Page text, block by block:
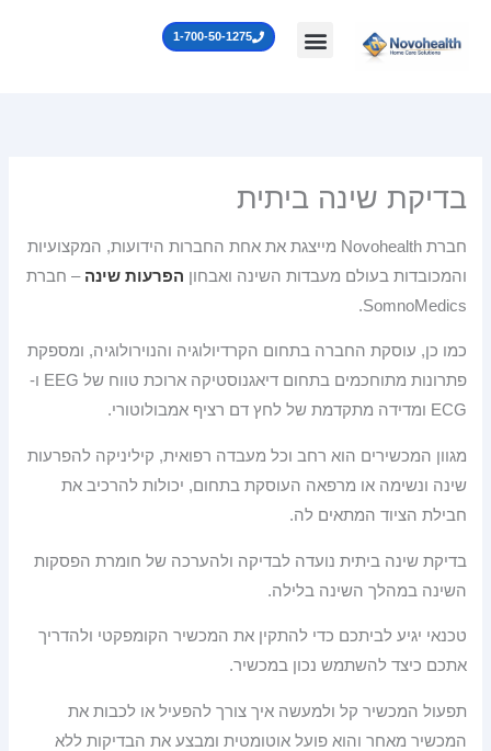
לתוכן
1-700-50-1275
בדיקת שינה ביתית
חברת Novohealth מייצגת את אחת החברות הידועות, המקצועיות
והמכובדות בעולם מעבדות השינה ואבחון הפרעות שינה – חברת
SomnoMedics.
כמו כן, עוסקת החברה בתחום הקרדיולוגיה והנוירולוגיה, ומספקת
פתרונות מתוחכמים בתחום דיאגנוסטיקה ארוכת טווח של EEG ו-
ECG ומדידה מתקדמת של לחץ דם רציף אמבולוטורי.
מגוון המכשירים הוא רחב וכל מעבדה רפואית, קיליניקה להפרעות
שינה ונשימה או מרפאה העוסקת בתחום, יכולות להרכיב את
חבילת הציוד המתאים לה.
בדיקת שינה ביתית נועדה לבדיקה ולהערכה של חומרת הפסקות
השינה במהלך השינה בלילה.
טכנאי יגיע לביתכם כדי להתקין את המכשיר הקומפקטי ולהדריך
אתכם כיצד להשתמש נכון במכשיר.
תפעול המכשיר קל ולמעשה איך צורך להפעיל או לכבות את
המכשיר מאחר והוא פועל אוטומטית ומבצע את הבדיקות ללא